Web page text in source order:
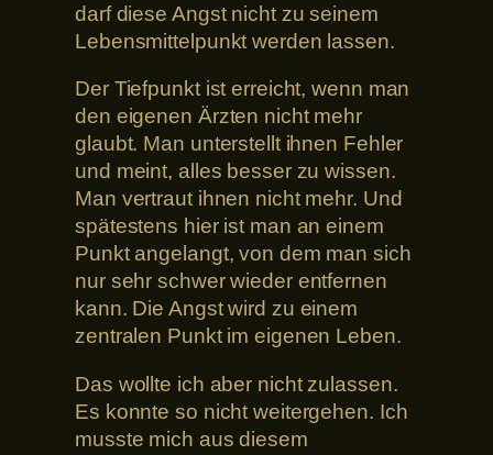
darf diese Angst nicht zu seinem
Lebensmittelpunkt werden lassen.
Der Tiefpunkt ist erreicht, wenn man
den eigenen Ärzten nicht mehr
glaubt. Man unterstellt ihnen Fehler
und meint, alles besser zu wissen.
Man vertraut ihnen nicht mehr. Und
spätestens hier ist man an einem
Punkt angelangt, von dem man sich
nur sehr schwer wieder entfernen
kann. Die Angst wird zu einem
zentralen Punkt im eigenen Leben.
Das wollte ich aber nicht zulassen.
Es konnte so nicht weitergehen. Ich
musste mich aus diesem